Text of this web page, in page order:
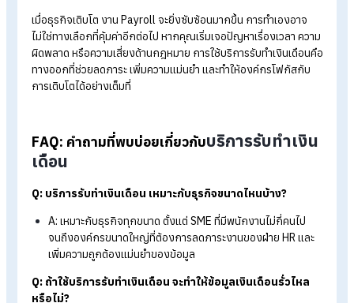
5. รองรับการเติบโตของธุรกิจ
สามารถขยายการใช้งานตามจำนวนพนักงานที่เพิ่มขึ้นได้
รองรับทั้งธุรกิจขนาดเล็กไปจนถึงองค์กรขนาดใหญ่
6. มีผู้เชี่ยวชาญคอยดูแลและให้คำปรึกษา
มีทีมงานเฉพาะทางคอยดูแลทุกขั้นตอนของการทำเงินเดือน
ช่วยให้คำแนะนำเมื่อมีกรณีซับซ้อนหรือข้อสงสัย
ลดภาระในการติดตามข้อมูลหรือแก้ปัญหาด้วยตนเอง